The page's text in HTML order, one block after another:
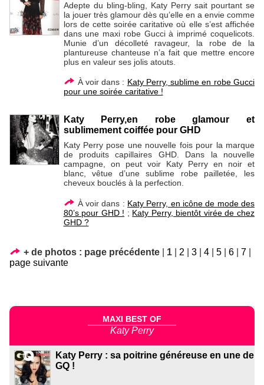
Adepte du bling-bling, Katy Perry sait pourtant se
la jouer très glamour dès qu’elle en a envie comme
lors de cette soirée caritative où elle s’est affichée
dans une maxi robe Gucci à imprimé coquelicots.
Munie d’un décolleté ravageur, la robe de la
plantureuse chanteuse n’a fait que mettre encore
plus en valeur ses jolis atouts.
À voir dans : Katy Perry, sublime en robe Gucci
pour une soirée caritative !
Katy Perry,en robe glamour et
sublimement coiffée pour GHD
Katy Perry pose une nouvelle fois pour la marque
de produits capillaires GHD. Dans la nouvelle
campagne, on peut voir Katy Perry en noir et
blanc, vêtue d’une sublime robe pailletée, les
cheveux bouclés à la perfection.
À voir dans : Katy Perry, en icône de mode des
80’s pour GHD ! ; Katy Perry, bientôt virée de chez
GHD ?
+ de photos : page précédente 1 2 3 4 5 6 7
page suivante
MAXI BEST OF
Katy Perry
Katy Perry : sa poitrine généreuse en une de
GQ !